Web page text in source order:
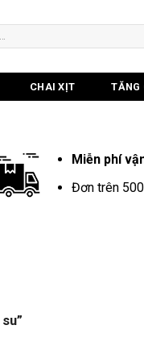
CHAI XỊT TĂNG
Miễn phí
Đơn trên